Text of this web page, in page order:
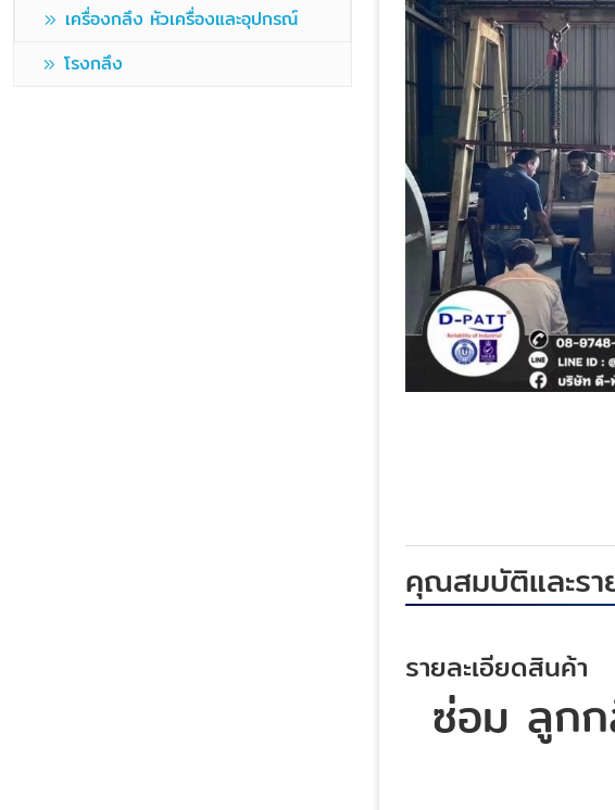
เครื่องกลึง หัวเครื่องและอุปกรณ์
โรงกลึง
คุณสมบัติและรา
รายละเอียดสินค้า
ซ่อม ลูกก